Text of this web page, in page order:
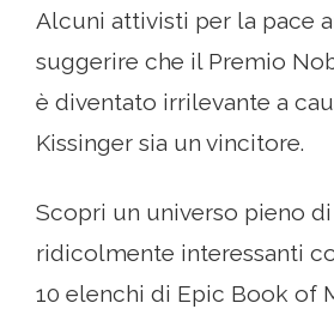
Alcuni attivisti per la pace
suggerire che il Premio
è diventato irrilevante a
Kissinger sia un vincitore.
Scopri un universo pieno
ridicolmente interessanti
10 elenchi di Epic Book of